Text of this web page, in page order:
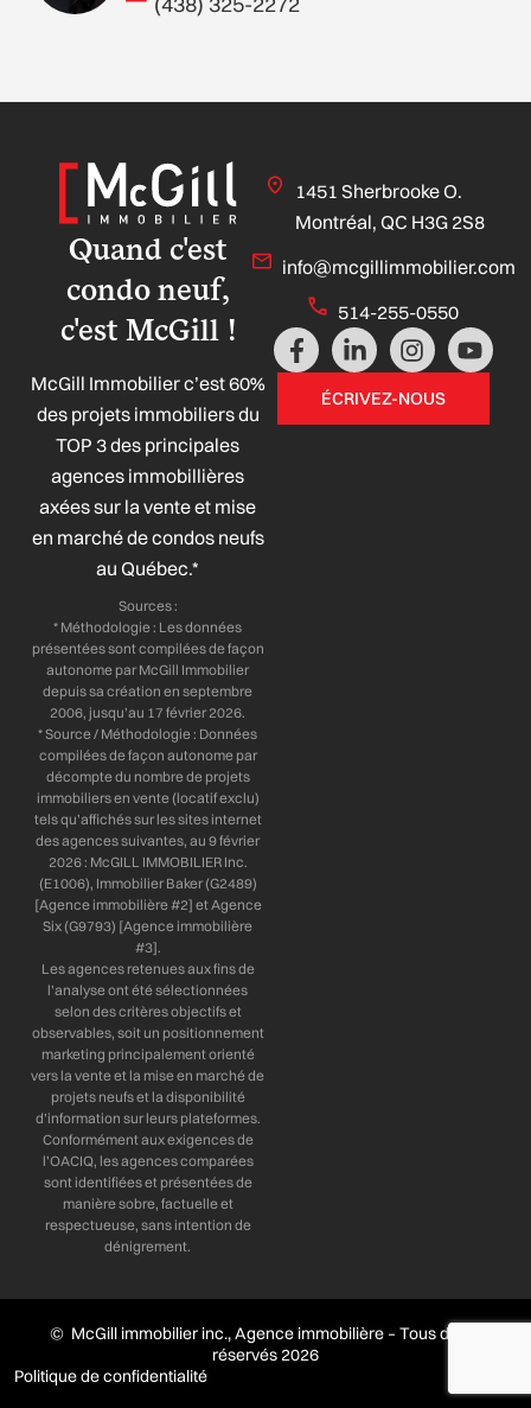
Quand c'est
condo neuf,
c'est McGill !
McGill Immobilier c’est 60%
des projets immobiliers du
TOP 3 des principales
agences immobillières
axées sur la vente et mise
en marché de condos neufs
au Québec.*
Sources :
* Méthodologie : Les données
présentées sont compilées de façon
autonome par McGill Immobilier
depuis sa création en septembre
2006, jusqu’au 17 février 2026.
* Source / Méthodologie : Données
compilées de façon autonome par
décompte du nombre de projets
immobiliers en vente (locatif exclu)
tels qu’affichés sur les sites internet
des agences suivantes, au 9 février
2026 : McGILL IMMOBILIER Inc.
(E1006), Immobilier Baker (G2489)
[Agence immobilière #2] et Agence
Six (G9793) [Agence immobilière
#3].
Les agences retenues aux fins de
l’analyse ont été sélectionnées
selon des critères objectifs et
observables, soit un positionnement
marketing principalement orienté
vers la vente et la mise en marché de
projets neufs et la disponibilité
d’information sur leurs plateformes.
Conformément aux exigences de
l’OACIQ, les agences comparées
sont identifiées et présentées de
manière sobre, factuelle et
respectueuse, sans intention de
dénigrement.
1451 Sherbrooke O.
Montréal, QC H3G 2S8
info@mcgillimmobilier.com
514-255-0550
F
a
L
i
n
k
I
n
s
t
Y
o
ÉCRIVEZ-NOUS
© McGill immobilier inc., Agence immobilière – Tous droits
réservés 2026
Politique de confidentialité